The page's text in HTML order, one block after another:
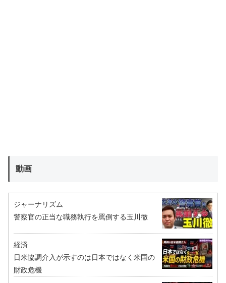
動画
ジャーナリズム
警察官の正当な職務執行を罵倒する玉川徹
経済
日米協調介入が示すのは日本ではなく米国の
財政危機